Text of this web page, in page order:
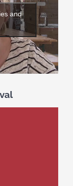
and